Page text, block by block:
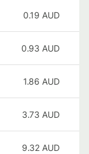
0.19 AUD
0.93 AUD
1.86 AUD
3.73 AUD
9.32 AUD